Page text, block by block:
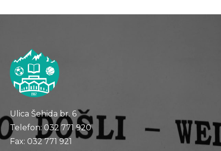
Ulica Šehida br. 6
Telefon: 032 771 920
Fax: 032 771 921